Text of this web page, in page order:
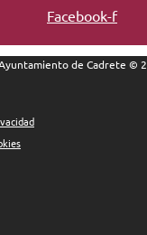
Facebook-f
de Cadrete ©